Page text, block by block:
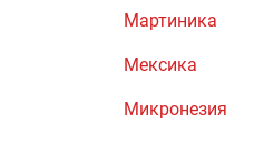
Мартиника
Мексика
Микронезия